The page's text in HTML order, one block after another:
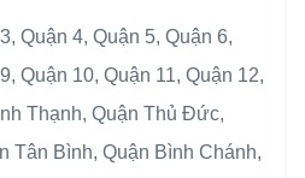
Quận 4, Quận 5, Quận 6,
Quận 10, Quận 11, Quận 12,
Thạnh, Quận Thủ Đức,
Tân Bình, Quận Bình Chánh,